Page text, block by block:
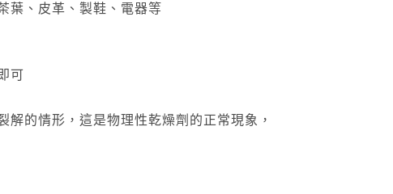
葉、皮革、製鞋、電器等
可
的情形，這是物理性乾燥劑的正常現象，